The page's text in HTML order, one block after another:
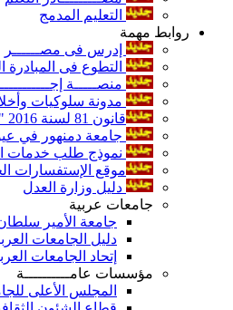
التعليم المدمج
روابط مهمة
إدرس فى مصــــــر
التطوع فى المبادرة
منصـــــة
مدونة سلوكيات
قانون 81 لسنة 2016 " الخدمة المدنيــة "
جامعة دمنهور في
نموذج طلب خدمات
موقع الإستفسارات
دليل وزارة العدل
جامعات عربية
جامعة الأمير
دليل الجامعات
إتحاد الجامعات
مؤسسات عامــــــــــة
المجلس الأعلى